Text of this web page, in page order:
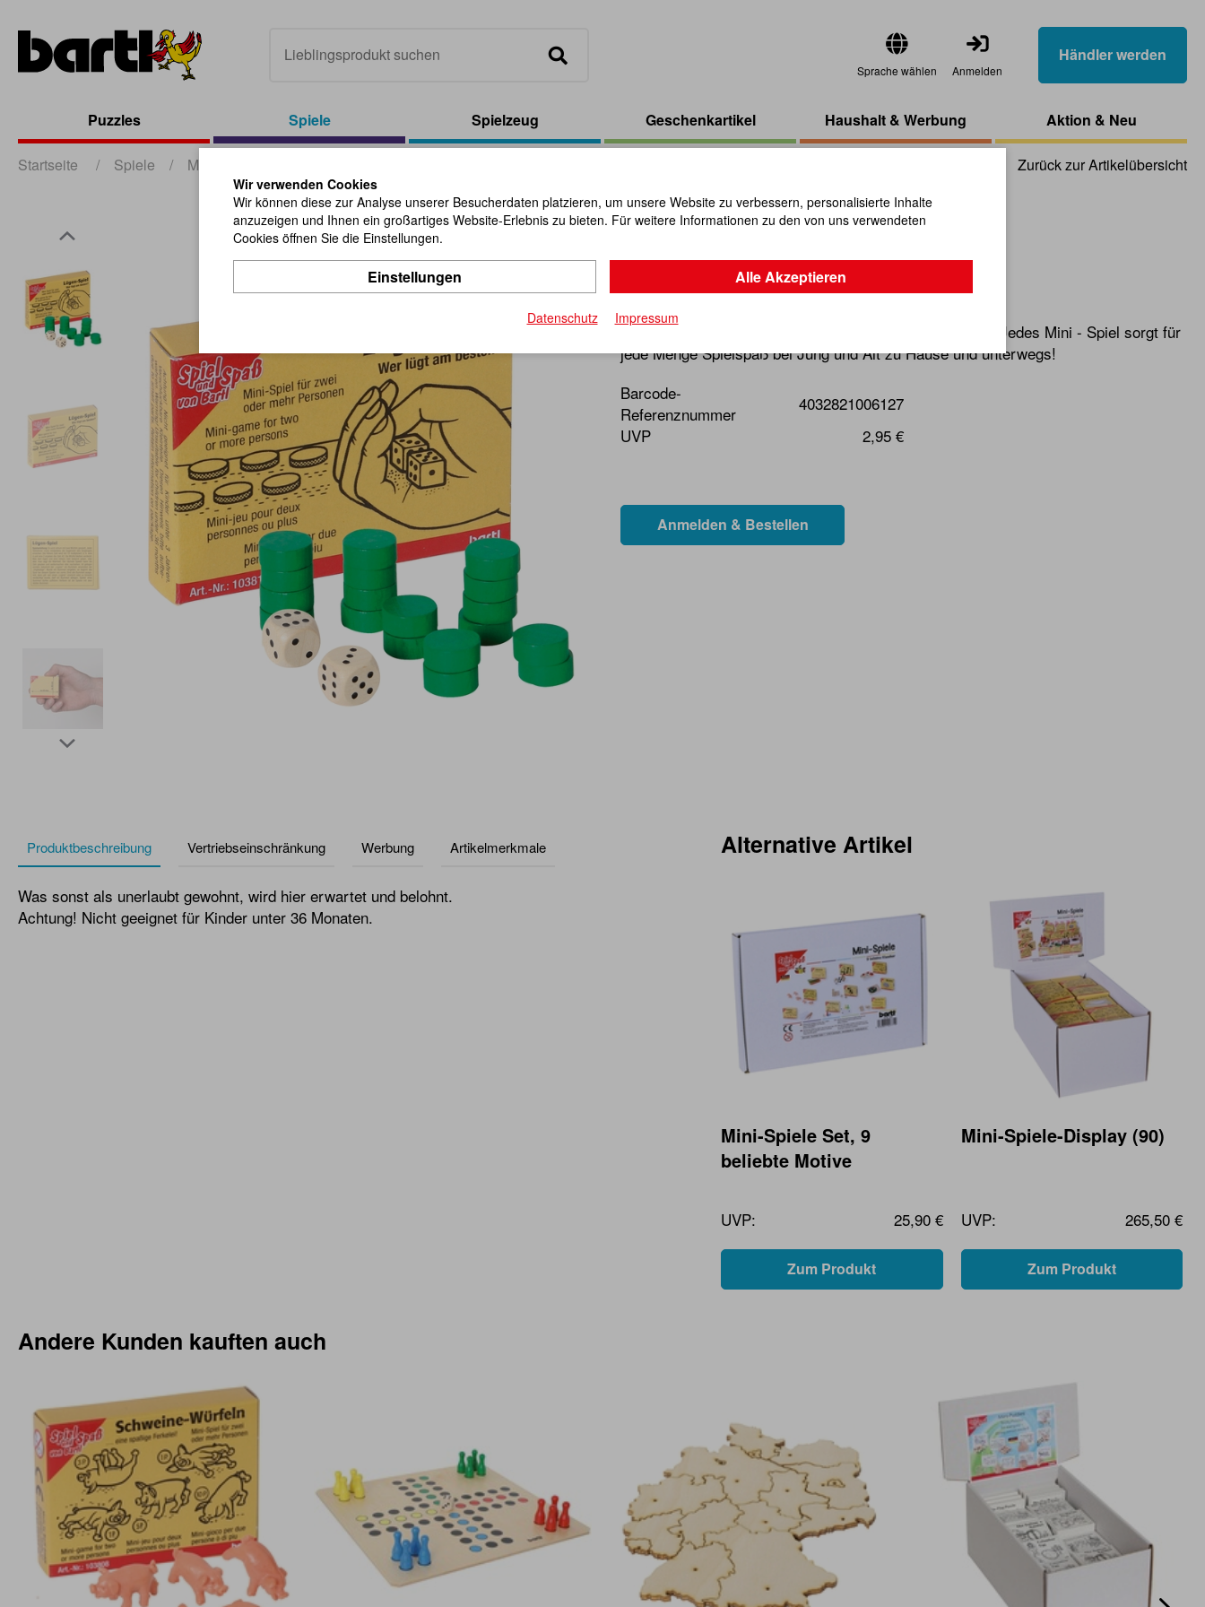
Sprache wählen Anmelden
Händler werden
Puzzles Spiele Spielzeug Geschenkartikel Haushalt & Werbung Aktion & Neu
Startseite / Spiele / Mini-Spiele Zurück zur Artikelübersicht
Lügen-Spiel
Artikel-Nr.:103811
Diese kleinen Spiele aus Holz sind ein echter Klassiker! Jedes Mini - Spiel sorgt für
jede Menge Spielspaß bei Jung und Alt zu Hause und unterwegs!
Barcode-
Referenznummer
4032821006127
UVP
2,95 €
Produktbeschreibung Vertriebseinschränkung Werbung Artikelmerkmale
Was sonst als unerlaubt gewohnt, wird hier erwartet und belohnt.
Achtung! Nicht geeignet für Kinder unter 36 Monaten.
Alternative Artikel
Mini-Spiele Set, 9
beliebte Motive
UVP: 25,90 €
Zum Produkt
Mini-Spiele-Display (90)
UVP: 265,50 €
Zum Produkt
Andere Kunden kauften auch
Wir verwenden Cookies
Wir können diese zur Analyse unserer Besucherdaten platzieren, um unsere Website zu verbessern, personalisierte Inhalte
anzuzeigen und Ihnen ein großartiges Website-Erlebnis zu bieten. Für weitere Informationen zu den von uns verwendeten
Cookies öffnen Sie die Einstellungen.
Einstellungen Alle Akzeptieren
Datenschutz Impressum